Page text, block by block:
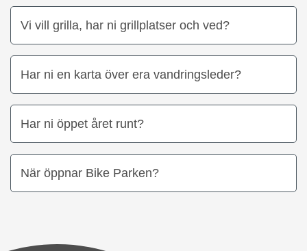
Vi vill grilla, har ni grillplatser och ved?
Har ni en karta över era vandringsleder?
Har ni öppet året runt?
När öppnar Bike Parken?